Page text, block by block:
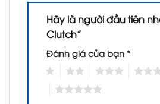
Hãy là người đầu tiên
Clutch”
Đánh giá của bạn *